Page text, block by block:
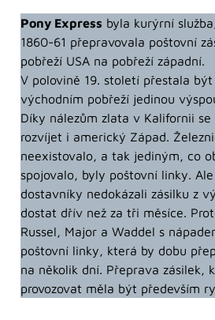
Pony Express byla kurýrní
1860-61 přepravovala poštovní
pobřeží USA na pobřeží západní.
V polovině 19. století přestala
východním pobřeží jedinou
Díky nálezům zlata v Kalifornii se
rozvíjet i americký Západ.
neexistovalo, a tak jediným, co
spojovalo, byly poštovní linky.
dostavníky nedokázali zásilku z
dostat dřív než za tři měsíce.
Russel, Major a Waddel s
poštovní linky, která by dobu
na několik dní. Přeprava zásilek,
provozovat měla být především